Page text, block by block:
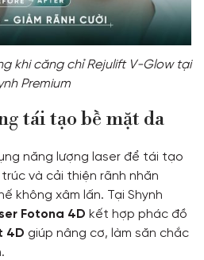
khi căng chỉ Rejulift V-Glow tại
Premium
tái tạo bề mặt da
năng lượng laser để tái tạo
và cải thiện rãnh nhăn
không xâm lấn. Tại Shynh
Fotona 4D kết hợp phác đồ
4D giúp nâng cơ, làm săn chắc